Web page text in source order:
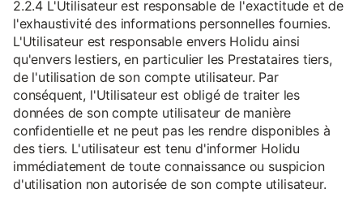
2.2.4 L'Utilisateur est responsable de l'exactitude et de
l'exhaustivité des informations personnelles fournies.
L'Utilisateur est responsable envers Holidu ainsi
qu'envers lestiers, en particulier les Prestataires tiers,
de l'utilisation de son compte utilisateur. Par
conséquent, l'Utilisateur est obligé de traiter les
données de son compte utilisateur de manière
confidentielle et ne peut pas les rendre disponibles à
des tiers. L'utilisateur est tenu d'informer Holidu
immédiatement de toute connaissance ou suspicion
d'utilisation non autorisée de son compte utilisateur.